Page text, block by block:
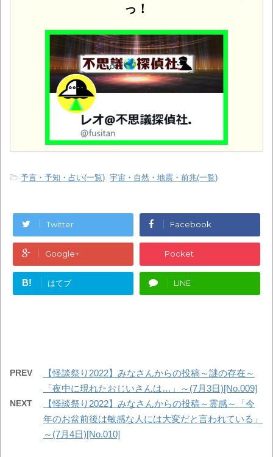
っ！
-予言・予知・占い(一覧) 宇宙・自然・地震・前兆(一覧)
Twitter Facebook
Google+ Pocket
B! はてブ LINE
PREV
【怪談祭り2022】みなさんからの投稿～謎の存在～
「夜中に現れたおじいさんは…」～(7月3日)[No.009]
NEXT
【怪談祭り2022】みなさんからの投稿～霊感～「今
年のお盆前後は敏感な人には大変だと言われている」
～(7月4日)[No.010]